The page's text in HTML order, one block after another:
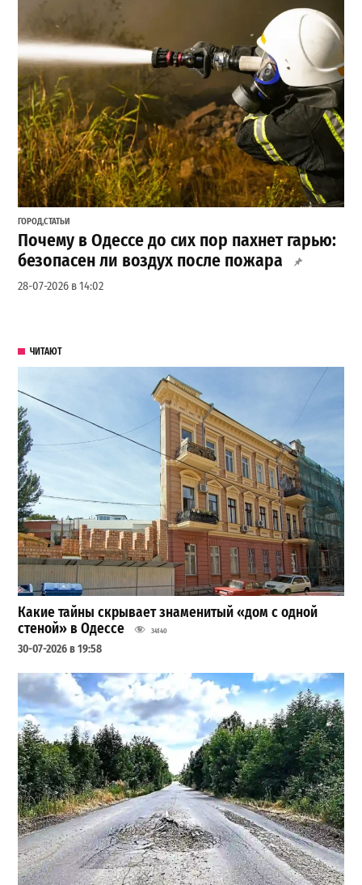
ГОРОД,СТАТЬИ
Почему в Одессе до сих пор пахнет гарью:
безопасен ли воздух после пожара
28-07-2026 в 14:02
ЧИТАЮТ
Какие тайны скрывает знаменитый «дом с одной
стеной» в Одессе
34140
30-07-2026 в 19:58